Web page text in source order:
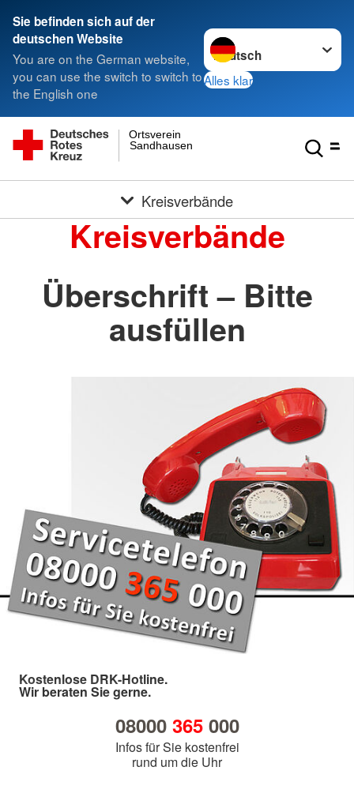
Sie befinden sich auf der
deutschen Website
You are on the German website,
you can use the switch to switch to
the English one
Sprache wechseln zu
Alles klar
Sandhausen
Ortsverein
Kreisverbände
Kreisverbände
Überschrift – Bitte
ausfüllen
Kostenlose DRK-Hotline.
Wir beraten Sie gerne.
08000 365000
Infos für Sie kostenfrei
rund um die Uhr